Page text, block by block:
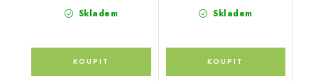
Skladem Skladem